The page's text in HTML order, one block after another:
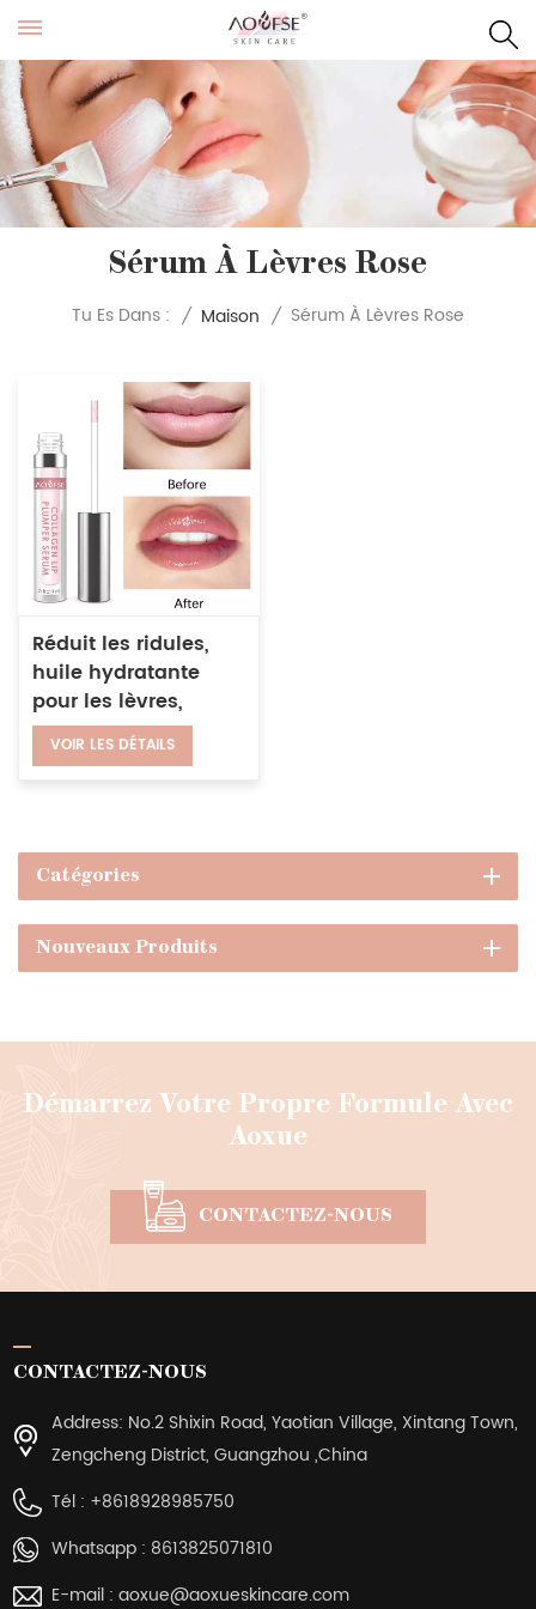
Sérum À Lèvres Rose
Tu Es Dans : / Maison / Sérum À Lèvres Rose
Réduit les ridules,
huile hydratante
pour les lèvres,
rehausseur
transparent
VOIR LES DÉTAILS
Catégories
Nouveaux Produits
Démarrez Votre Propre Formule Avec
Aoxue
CONTACTEZ-NOUS
CONTACTEZ-NOUS
Address: No.2 Shixin Road, Yaotian Village, Xintang Town,
Zengcheng District, Guangzhou ,China
Tél : +8618928985750
Whatsapp : 8613825071810
E-mail : aoxue@aoxueskincare.com